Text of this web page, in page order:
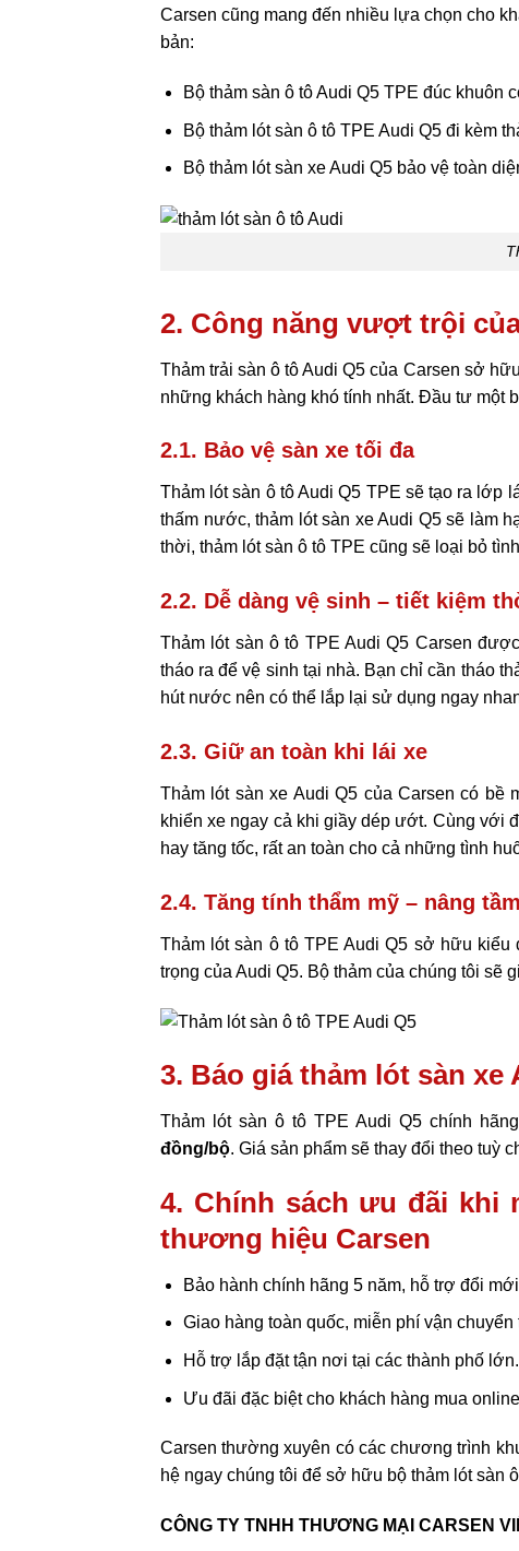
Carsen cũng mang đến nhiều lựa chọn cho
bản:
Bộ thảm sàn ô tô Audi Q5 TPE đúc khuôn
Bộ thảm lót sàn ô tô TPE Audi Q5 đi kèm
Bộ thảm lót sàn xe Audi Q5 bảo vệ toàn
2. Công năng vượt trội
Thảm trải sàn ô tô Audi Q5 của Carsen sở
những khách hàng khó tính nhất. Đầu tư một
2.1. Bảo vệ sàn xe tối đa
Thảm lót sàn ô tô Audi Q5 TPE sẽ tạo ra lớp
thấm nước, thảm lót sàn xe Audi Q5 sẽ làm
thời, thảm lót sàn ô tô TPE cũng sẽ loại bỏ
2.2. Dễ dàng vệ sinh – tiết kiệm
Thảm lót sàn ô tô TPE Audi Q5 Carsen
tháo ra để vệ sinh tại nhà. Bạn chỉ cần tháo
hút nước nên có thể lắp lại sử dụng ngay
2.3. Giữ an toàn khi lái xe
Thảm lót sàn xe Audi Q5 của Carsen có bề
khiển xe ngay cả khi giầy dép ướt. Cùng với
hay tăng tốc, rất an toàn cho cả những tình
2.4. Tăng tính thẩm mỹ – nâng
Thảm lót sàn ô tô TPE Audi Q5 sở hữu
trọng của Audi Q5. Bộ thảm của chúng tôi sẽ
3. Báo giá thảm lót sàn xe
Thảm lót sàn ô tô TPE Audi Q5 chính
đồng/bộ. Giá sản phẩm sẽ thay đổi theo tuỳ
4. Chính sách ưu đãi khi
thương hiệu Carsen
Bảo hành chính hãng 5 năm, hỗ trợ đổi
Giao hàng toàn quốc, miễn phí vận
Hỗ trợ lắp đặt tận nơi tại các thành phố lớn.
Ưu đãi đặc biệt cho khách hàng mua
Carsen thường xuyên có các chương trình
hệ ngay chúng tôi để sở hữu bộ thảm lót sàn
CÔNG TY TNHH THƯƠNG MẠI CARSEN